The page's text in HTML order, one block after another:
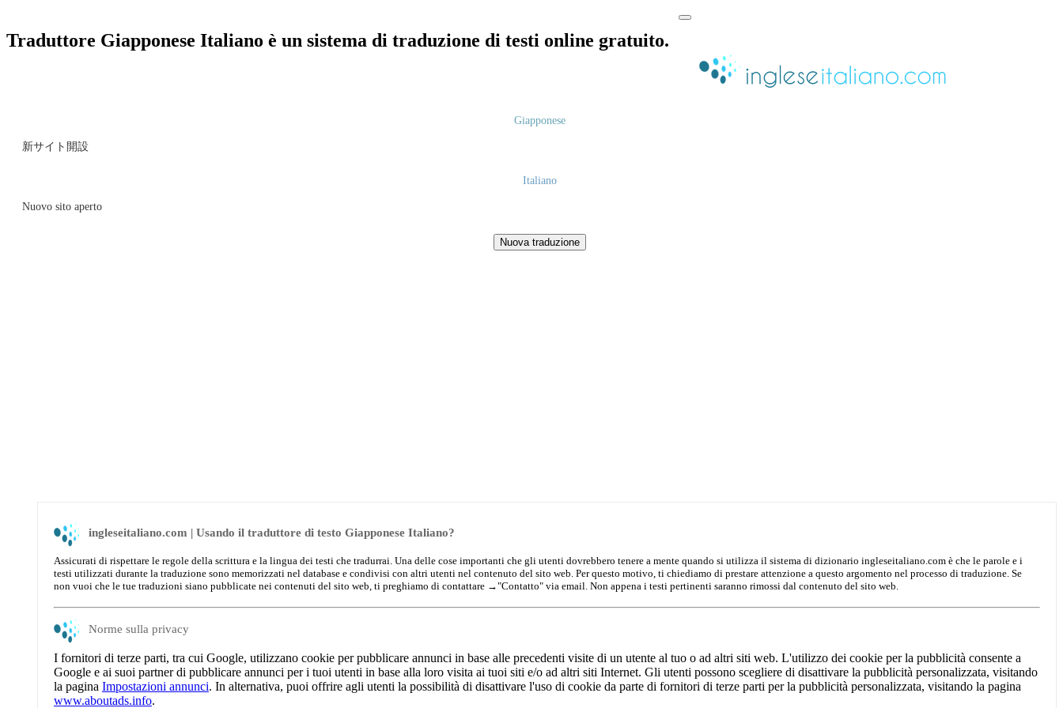
Traduttore Giapponese Italiano è un sistema di traduzione di testi online gratuito.
Giapponese
新サイト開設
Italiano
Nuovo sito aperto
ingleseitaliano.com | Usando il traduttore di testo Giapponese Italiano?
Assicurati di rispettare le regole della scrittura e la lingua dei testi che tradurrai. Una delle cose importanti che gli utenti dovrebbero tenere a mente quando si utilizza il sistema di dizionario ingleseitaliano.com è che le parole e i
testi utilizzati durante la traduzione sono memorizzati nel database e condivisi con altri utenti nel contenuto del sito web. Per questo motivo, ti chiediamo di prestare attenzione a questo argomento nel processo di traduzione. Se
non vuoi che le tue traduzioni siano pubblicate nei contenuti del sito web, ti preghiamo di contattare →"Contatto" via email. Non appena i testi pertinenti saranno rimossi dal contenuto del sito web.
Norme sulla privacy
I fornitori di terze parti, tra cui Google, utilizzano cookie per pubblicare annunci in base alle precedenti visite di un utente al tuo o ad altri siti web. L'utilizzo dei cookie per la pubblicità consente a
Google e ai suoi partner di pubblicare annunci per i tuoi utenti in base alla loro visita ai tuoi siti e/o ad altri siti Internet. Gli utenti possono scegliere di disattivare la pubblicità personalizzata, visitando
la pagina Impostazioni annunci. In alternativa, puoi offrire agli utenti la possibilità di disattivare l'uso di cookie da parte di fornitori di terze parti per la pubblicità personalizzata, visitando la pagina
www.aboutads.info.